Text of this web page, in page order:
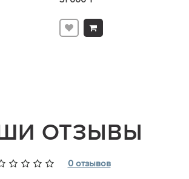
ОТЗЫВЫ
0 отзывов